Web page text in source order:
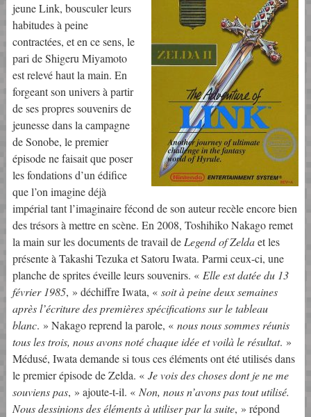
jeune Link, bousculer leurs
habitudes à peine
contractées, et en ce sens, le
pari de Shigeru Miyamoto
est relevé haut la main. En
forgeant son univers à partir
de ses propres souvenirs de
jeunesse dans la campagne
de Sonobe, le premier
épisode ne faisait que poser
les fondations d’un édifice
que l’on imagine déjà
impérial tant l’imaginaire fécond de son auteur recèle encore bien
des trésors à mettre en scène. En 2008, Toshihiko Nakago remet
la main sur les documents de travail deLegend of Zeldaet les
présente à Takashi Tezuka et Satoru Iwata. Parmi ceux-ci, une
planche de sprites éveille leurs souvenirs. « Elle est datée du 13
février 1985, » déchiffre Iwata, « soit à peine deux semaines
après l’écriture des premières spécifications sur le tableau
blanc. » Nakago reprend la parole, « nous nous sommes réunis
tous les trois, nous avons noté chaque idée et voilà le résultat. »
Médusé, Iwata demande si tous ces éléments ont été utilisés dans
le premier épisode de Zelda. « Je vois des choses dont je ne me
souviens pas, » ajoute-t-il. « Non, nous n’avons pas tout utilisé.
Nous dessinions des éléments à utiliser par la suite, » répond